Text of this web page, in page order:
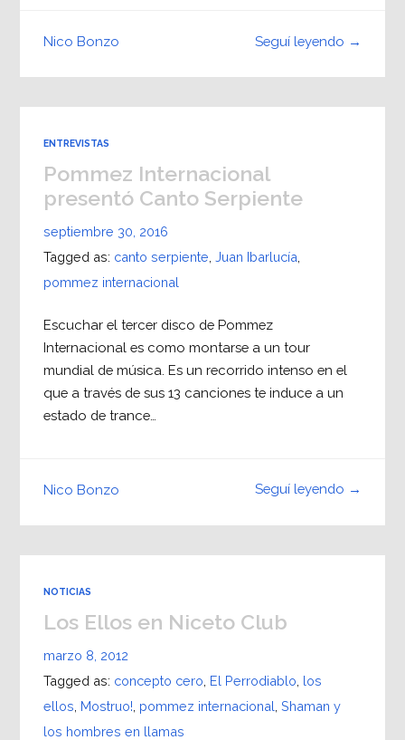
Seguí leyendo →
Nico Bonzo
ENTREVISTAS
Pommez Internacional
presentó Canto Serpiente
septiembre 30, 2016
Tagged as: canto serpiente Juan Ibarlucía
pommez internacional
Escuchar el tercer disco de Pommez
Internacional es como montarse a un tour
mundial de música. Es un recorrido intenso en el
que a través de sus 13 canciones te induce a un
estado de trance…
Seguí leyendo →
Nico Bonzo
NOTICIAS
Los Ellos en Niceto Club
marzo 8, 2012
Tagged as: concepto cero El Perrodiablo los
ellos Mostruo! pommez internacional Shaman y
los hombres en llamas